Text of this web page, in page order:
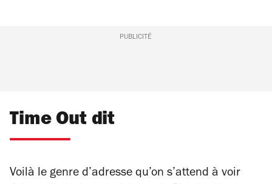
PUBLICITÉ
Time Out dit
Voilà le genre d’adresse qu’on s’attend à voir